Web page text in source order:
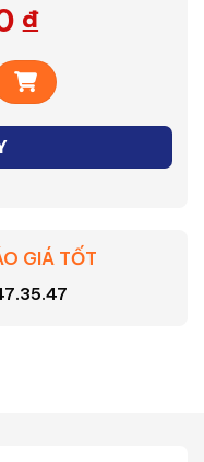
₫
Nanoco NOF1853GR
GIÁ TỐT